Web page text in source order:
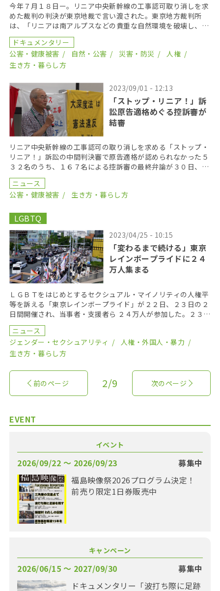
今年７月１８日ー。リニア中央新幹線の工事認可取り消しを求
めた裁判の判決が東京地裁で言い渡された。東京地方裁判所
は、「リニアは南アルプスなどの貴重な自然環境を破壊し、南
海トラフ地震では多数の死傷者を出す危険が極めて大きい」
[…]
ドキュメンタリー
公害・健康被害
自然・公害 災害・防災
人権
生き方・暮らし方
2023/09/01 - 12:13
「ストップ・リニア！」訴
訟原告適格めぐる控訴審が
結審
リニア中央新幹線の工事認可の取り消しを求める「ストップ・
リニア！」訴訟の中間判決審で原告適格が認められなかった５
３２名のうち、１６７名による控訴審の最終弁論が３０日、東
京高裁で行われた。判決は１１月２８日。 控訴審原告の […]
ニュース
公害・健康被害
生き方・暮らし方
LGBTQ
2023/04/25 - 10:15
「変わるまで続ける」東京
レインボープライドに２４
万人集まる
ＬＧＢＴをはじめとするセクシュアル・マイノリティの人権平
等を訴える「東京レインボープライド」が２２日、２３日の２
日間開催され、当事者・支援者ら ２４万人が参加した。２３日
には渋谷を練り歩くデモ行進が行われ、昨年の５倍とな […]
ニュース
ジェンダー・セクシュアリティ
人権・外国人・暴力
生き方・暮らし方
前のページ 2/9 次のページ
EVENT
イベント
2026/09/22 〜 2026/09/23
募集中
福島映像祭2026プログラム決定！
前売り限定1日券販売中
キャンペーン
2026/06/15 〜 2027/09/30
募集中
ドキュメンタリー「波打ち際に足跡